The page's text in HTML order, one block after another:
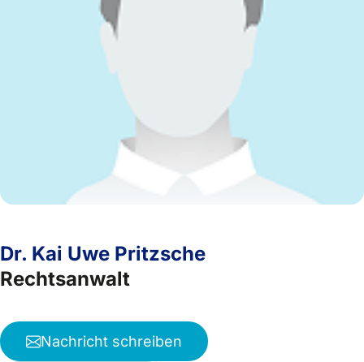
Dr. Kai Uwe Pritzsche
Rechtsanwalt
Nachricht schreiben